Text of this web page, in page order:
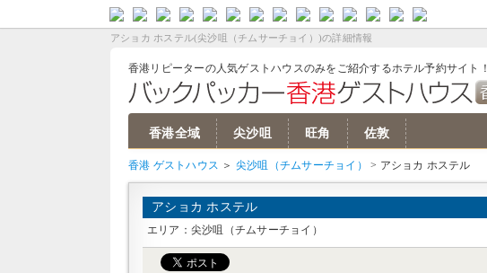
アショカ ホステル(尖沙咀（チムサーチョイ）)の詳細情報
香港リピーターの人気ゲストハウスのみをご紹介するホテル予約サイト！
香港全域 尖沙咀 旺角 佐敦
香港 ゲストハウス ＞ 尖沙咀（チムサーチョイ） > アショカ ホステル
アショカ ホステル
エリア：尖沙咀（チムサーチョイ）
バーツ 両替
バンコク ホテル
パタヤ ホテル
バンコクリピーターブログ
バンコク ゲストハウス/安宿
ソウル ゲストハウス
ソウル ホテル
韓国ウォン 両替
香港ドル 両替
香港 ホテル
マカオ ホテル
香港 ゲストハウス
シンガポールドル 両替
シンガポール ホテル
台湾ドル 両替
台北 ホテルベトナム ホテル
ベトナム ゲストハウス
ミャンマー 両替
ヤンゴン ホテル
ペソ 両替
マニラ ホテル
ボラカイ ホテル
ボホール ホテル
セブ ホテルルピア 両替
バリ島 ホテル
ジャカルタ ホテル
カトマンズ ホテル
インド ホテル
カンボジア ホテル
クアラルンプール ホテル
オーストラリア ホテル
ニュージーランド ホテル
中国 ホテル
上海 ホテル
北京 ホテルバンコク ゲストハウス/安宿
ソウル ゲストハウス
香港 ゲストハウス
ベトナム ゲストハウス
カンボジア ゲストハウス
ラオス ゲストハウス
マレーシア ゲストハウス
ミャンマー ゲストハウス
モルディブ ホテル
ドバイ ホテル
グアム ホテル
ハワイ ホテル
ニューヨーク ホテル